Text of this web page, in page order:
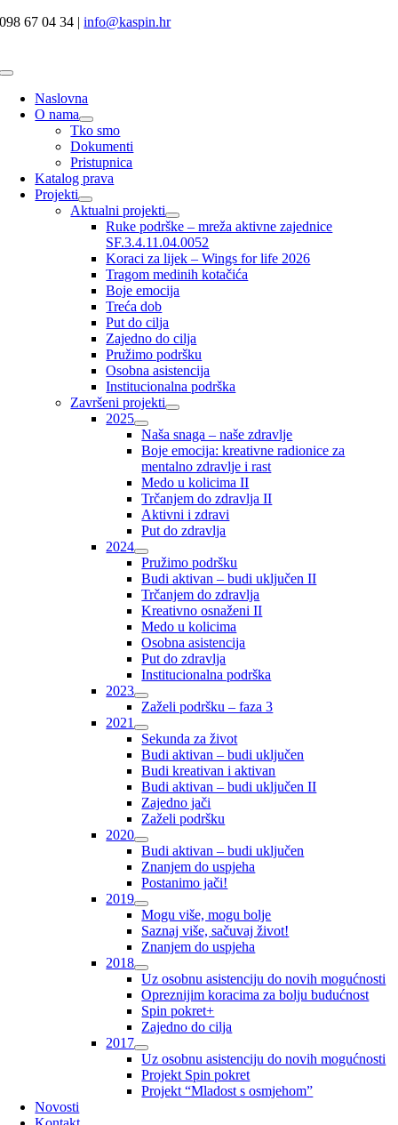
Skip
098 67 04 34 |info@kaspin.hr
Toggle
NavigationNaslovna
O nama
Tko smo
Dokumenti
Pristupnica
Katalog prava
Projekti
Aktualni projekti
Ruke podrške – mreža aktivne zajednice
SF.3.4.11.04.0052
Koraci za lijek – Wings for life 2026
Tragom medinih kotačića
Boje emocija
Treća dob
Put do cilja
Zajedno do cilja
Pružimo podršku
Osobna asistencija
Institucionalna podrška
Završeni projekti
2025
Naša snaga – naše zdravlje
Boje emocija: kreativne radionice za
mentalno zdravlje i rast
Medo u kolicima II
Trčanjem do zdravlja II
Aktivni i zdravi
Put do zdravlja
2024
Pružimo podršku
Budi aktivan – budi uključen II
Trčanjem do zdravlja
Kreativno osnaženi II
Medo u kolicima
Osobna asistencija
Put do zdravlja
Institucionalna podrška
2023
Zaželi podršku – faza 3
2021
Sekunda za život
Budi aktivan – budi uključen
Budi kreativan i aktivan
Budi aktivan – budi uključen II
Zajedno jači
Zaželi podršku
2020
Budi aktivan – budi uključen
Znanjem do uspjeha
Postanimo jači!
2019
Mogu više, mogu bolje
Saznaj više, sačuvaj život!
Znanjem do uspjeha
2018
Uz osobnu asistenciju do novih mogućnosti
Opreznijim koracima za bolju budućnost
Spin pokret+
Zajedno do cilja
2017
Uz osobnu asistenciju do novih mogućnosti
Projekt Spin pokret
Projekt “Mladost s osmjehom”
Novosti